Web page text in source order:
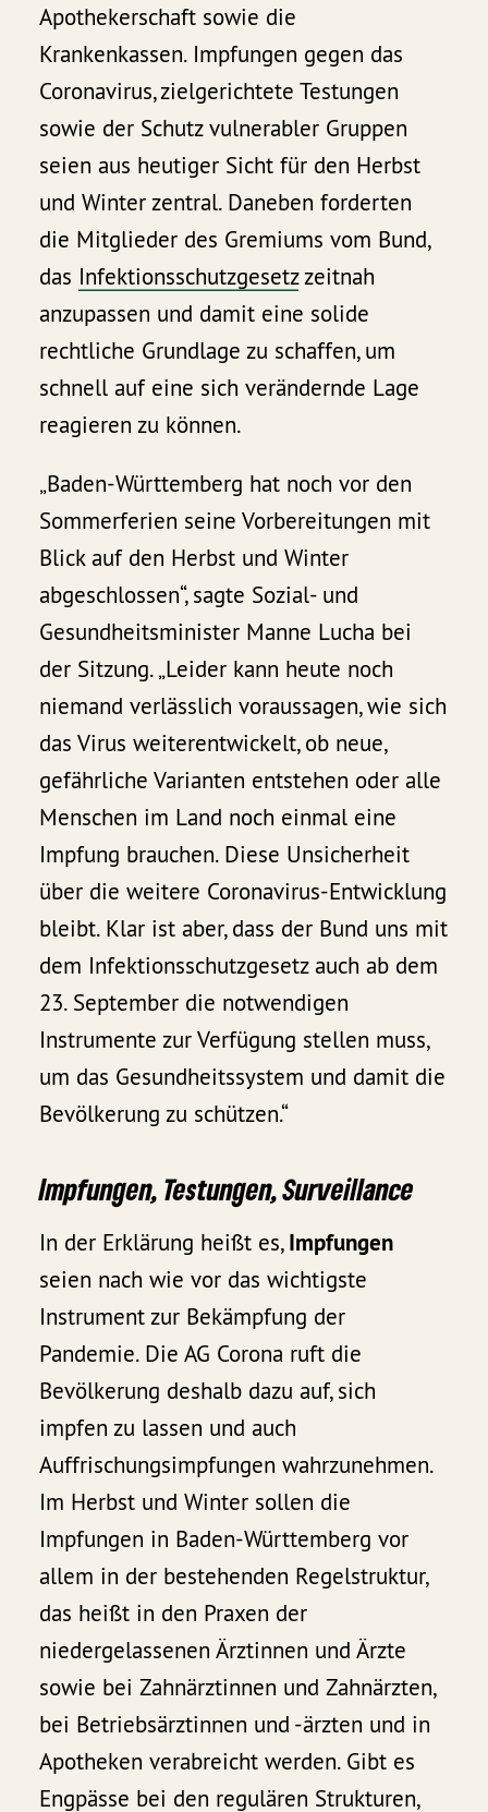
Apothekerschaft sowie die
Krankenkassen. Impfungen gegen das
Coronavirus, zielgerichtete Testungen
sowie der Schutz vulnerabler Gruppen
seien aus heutiger Sicht für den Herbst
und Winter zentral. Daneben forderten
die Mitglieder des Gremiums vom Bund,
das Infektionsschutzgesetzzeitnah
anzupassen und damit eine solide
rechtliche Grundlage zu schaffen, um
schnell auf eine sich verändernde Lage
reagieren zu können.
„Baden-Württemberg hat noch vor den
Sommerferien seine Vorbereitungen mit
Blick auf den Herbst und Winter
abgeschlossen“, sagte Sozial- und
Gesundheitsminister Manne Lucha bei
der Sitzung. „Leider kann heute noch
niemand verlässlich voraussagen, wie sich
das Virus weiterentwickelt, ob neue,
gefährliche Varianten entstehen oder alle
Menschen im Land noch einmal eine
Impfung brauchen. Diese Unsicherheit
über die weitere Coronavirus-Entwicklung
bleibt. Klar ist aber, dass der Bund uns mit
dem Infektionsschutzgesetz auch ab dem
23. September die notwendigen
Instrumente zur Verfügung stellen muss,
um das Gesundheitssystem und damit die
Bevölkerung zu schützen.“
Impfungen, Testungen, Surveillance
In der Erklärung heißt es,Impfungen
seien nach wie vor das wichtigste
Instrument zur Bekämpfung der
Pandemie. Die AG Corona ruft die
Bevölkerung deshalb dazu auf, sich
impfen zu lassen und auch
Auffrischungsimpfungen wahrzunehmen.
Im Herbst und Winter sollen die
Impfungen in Baden-Württemberg vor
allem in der bestehenden Regelstruktur,
das heißt in den Praxen der
niedergelassenen Ärztinnen und Ärzte
sowie bei Zahnärztinnen und Zahnärzten,
bei Betriebsärztinnen und -ärzten und in
Apotheken verabreicht werden. Gibt es
Engpässe bei den regulären Strukturen,